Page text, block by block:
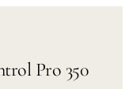
Pro 350